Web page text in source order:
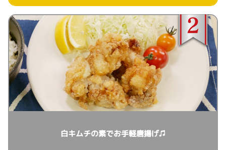
白キムチの素でお手軽唐揚げ♫